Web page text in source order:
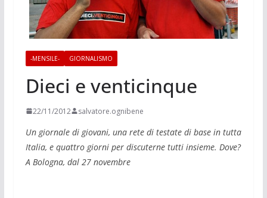
-MENSILE- GIORNALISMO
Dieci e venticinque
22/11/2012 salvatore.ognibene
Un giornale di giovani, una rete di testate di base in tutta
Italia, e quattro giorni per di­scuterne tutti insieme. Dove?
A Bologna, dal 27 novembre